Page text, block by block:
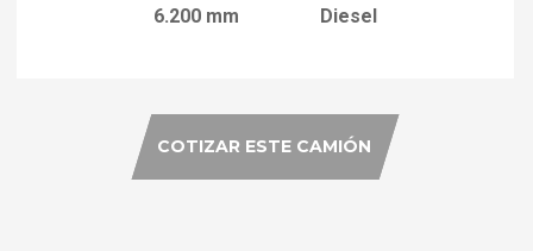
6.200 mm Diesel
COTIZAR ESTE CAMIÓN